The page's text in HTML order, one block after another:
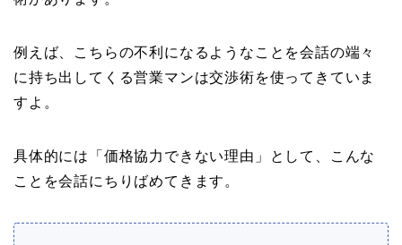
例えば、こちらの不利になるようなことを会話の端々
に持ち出してくる営業マンは交渉術を使ってきていま
すよ。
具体的には「価格協力できない理由」として、こんな
ことを会話にちりばめてきます。